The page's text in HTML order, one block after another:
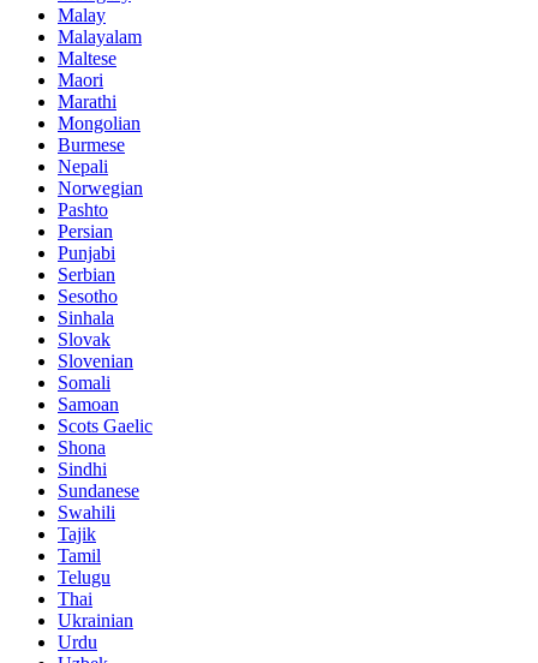
Malay
Malayalam
Maltese
Maori
Marathi
Mongolian
Burmese
Nepali
Norwegian
Pashto
Persian
Punjabi
Serbian
Sesotho
Sinhala
Slovak
Slovenian
Somali
Samoan
Scots Gaelic
Shona
Sindhi
Sundanese
Swahili
Tajik
Tamil
Telugu
Thai
Ukrainian
Urdu